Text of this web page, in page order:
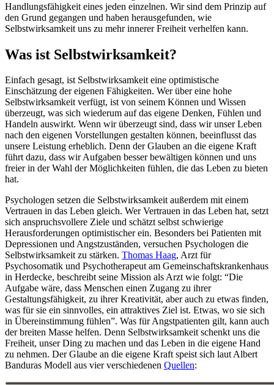
Handlungsfähigkeit eines jeden einzelnen. Wir sind dem Prinzip auf
den Grund gegangen und haben herausgefunden, wie
Selbstwirksamkeit uns zu mehr innerer Freiheit verhelfen kann.
Was ist Selbstwirksamkeit?
Einfach gesagt, ist Selbstwirksamkeit eine optimistische
Einschätzung der eigenen Fähigkeiten. Wer über eine hohe
Selbstwirksamkeit verfügt, ist von seinem Können und Wissen
überzeugt, was sich wiederum auf das eigene Denken, Fühlen und
Handeln auswirkt. Wenn wir überzeugt sind, dass wir unser Leben
nach den eigenen Vorstellungen gestalten können, beeinflusst das
unsere Leistung erheblich. Denn der Glauben an die eigene Kraft
führt dazu, dass wir Aufgaben besser bewältigen können und uns
freier in der Wahl der Möglichkeiten fühlen, die das Leben zu bieten
hat.
Psychologen setzen die Selbstwirksamkeit außerdem mit einem
Vertrauen in das Leben gleich. Wer Vertrauen in das Leben hat, setzt
sich anspruchsvollere Ziele und schätzt selbst schwierige
Herausforderungen optimistischer ein. Besonders bei Patienten mit
Depressionen und Angstzuständen, versuchen Psychologen die
Selbstwirksamkeit zu stärken. Thomas Haag, Arzt für
Psychosomatik und Psychotherapeut am Gemeinschaftskrankenhaus
in Herdecke, beschreibt seine Mission als Arzt wie folgt: “Die
Aufgabe wäre, dass Menschen einen Zugang zu ihrer
Gestaltungsfähigkeit, zu ihrer Kreativität, aber auch zu etwas finden,
was für sie ein sinnvolles, ein attraktives Ziel ist. Etwas, wo sie sich
in Übereinstimmung fühlen”. Was für Angstpatienten gilt, kann auch
der breiten Masse helfen. Denn Selbstwirksamkeit schenkt uns die
Freiheit, unser Ding zu machen und das Leben in die eigene Hand
zu nehmen. Der Glaube an die eigene Kraft speist sich laut Albert
Banduras Modell aus vier verschiedenen Quellen: